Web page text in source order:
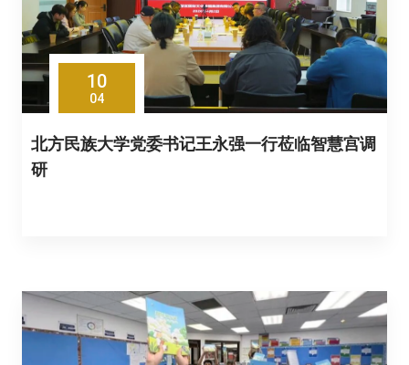
10
04
北方民族大学党委书记王永强一行莅临智慧宫调
研